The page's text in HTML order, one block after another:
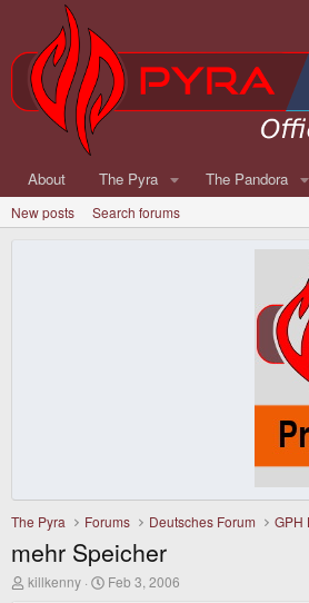
About The Pyra The Pandora
New posts Search forums
The Pyra Forums Deutsches Forum GPH
mehr Speicher
T
killkenny
S
Feb 3, 2006